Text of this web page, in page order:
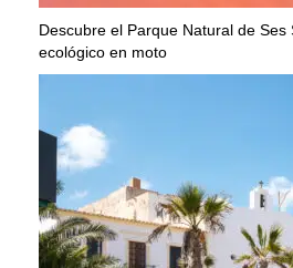
Descubre el Parque Natural de Ses
ecológico en moto